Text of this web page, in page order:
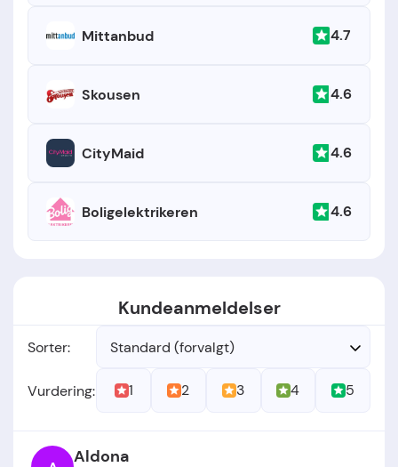
Mittanbud 4.7
Skousen 4.6
CityMaid 4.6
Boligelektrikeren 4.6
Kundeanmeldelser
Sorter: Standard (forvalgt)
Vurdering: 1 2 3 4 5
Aldona